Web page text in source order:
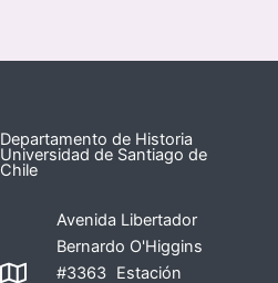
Departamento de Historia
Universidad de Santiago de
Chile
Avenida Libertador
Bernardo O'Higgins
#3363 Estación